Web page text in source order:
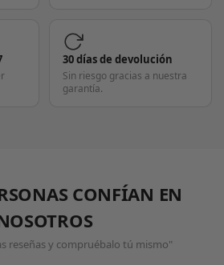
30 días de devolución
Sin riesgo gracias a nuestra
garantía.
CONFÍAN EN
reseñas y compruébalo tú mismo"